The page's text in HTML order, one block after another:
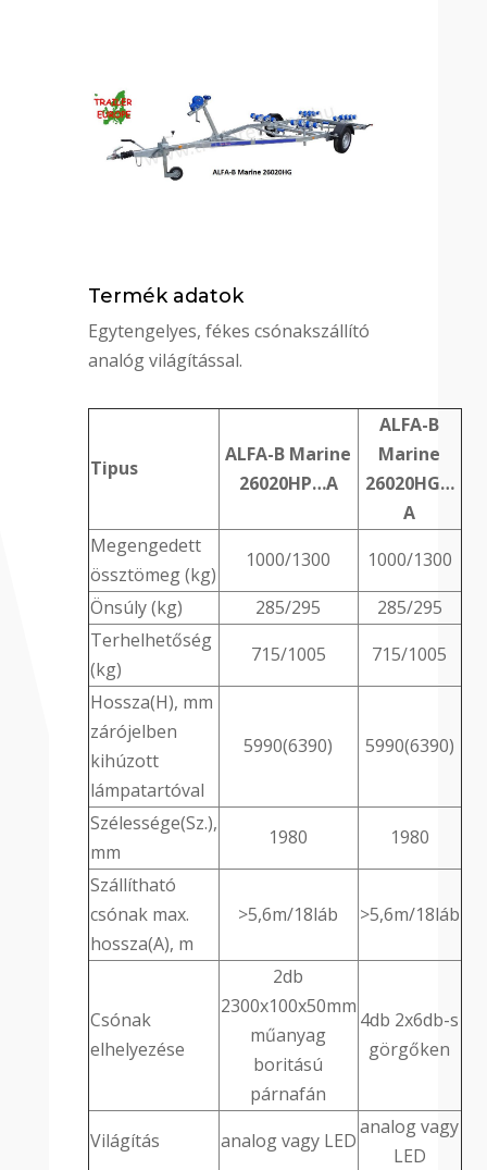
Termék adatok
Egytengelyes, fékes csónakszállító
analóg világítással.
Tipus
ALFA-B Marine
26020HP…A
ALFA-B
Marine
26020HG…
A
Megengedett
össztömeg (kg)
1000/1300
1000/1300
Önsúly (kg)
285/295
285/295
Terhelhetőség
(kg)
715/1005
715/1005
Hossza(H), mm
zárójelben
kihúzott
lámpatartóval
5990(6390) 5990(6390)
Szélessége(Sz.),
mm
1980
1980
Szállítható
csónak max.
hossza(A), m
>5,6m/18láb >5,6m/18láb
Csónak
elhelyezése
2db
2300x100x50mm
műanyag
boritású
párnafán
4db 2x6db-s
görgőken
Világítás analog vagy LED
analog vagy
LED